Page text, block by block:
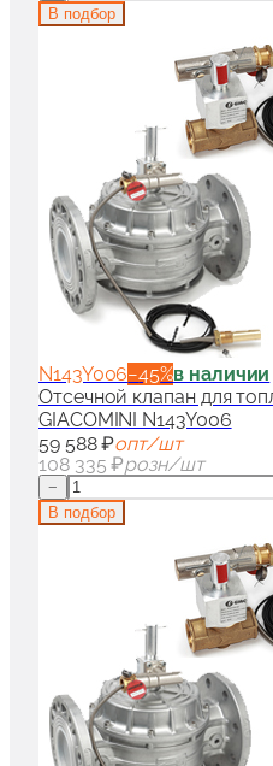
В подбор
N143Y006−45%в наличии
Отсечной клапан для
GIACOMINI N143Y006
59 588 ₽опт/шт
108 335 ₽розн/шт
−
В подбор